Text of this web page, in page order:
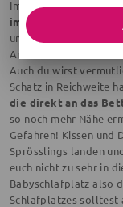
Im ersten Lebensjahr
im
unmittelbarer Nähe
Anwesenheit sicher
Auch du wirst
Schatz in Reichweite
die direkt an das
so noch mehr Nähe
Gefahren! Kissen und
Sprösslings landen
euch nicht zu sehr in
Babyschlafplatz also
Schlafplatzes solltest